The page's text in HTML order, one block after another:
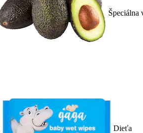
Špeciálna
Dieťa